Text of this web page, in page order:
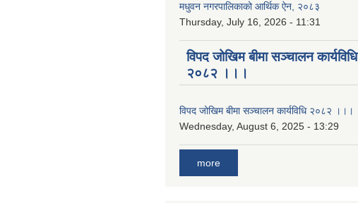
मधुवन नगरपालिकाको आर्थिक ऐन, २०८३
Thursday, July 16, 2026 - 11:31
विपद जोखिम बीमा सञ्चालन कार्यविधि
२०८२ ।।।
विपद जोखिम बीमा सञ्चालन कार्यविधि २०८२ ।।।
Wednesday, August 6, 2025 - 13:29
more